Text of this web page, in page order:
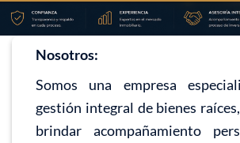
Nosotros:
Somos una empresa
gestión integral de bienes
brindar acompañamiento